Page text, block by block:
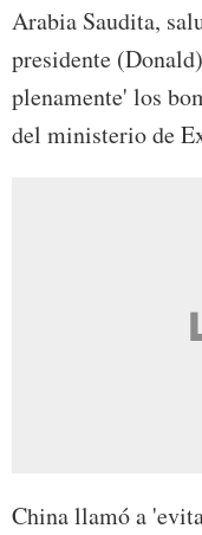
Arabia Saudita,
presidente
plenamente' los
del ministerio de
China llamó a